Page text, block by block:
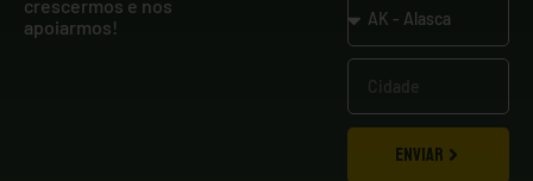
crescermos e nos
apoiarmos!
ENVIAR